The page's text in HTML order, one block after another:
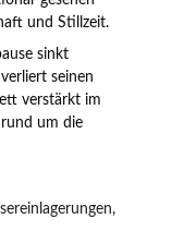
und Stillzeit.
sinkt
seinen
verstärkt im
um die